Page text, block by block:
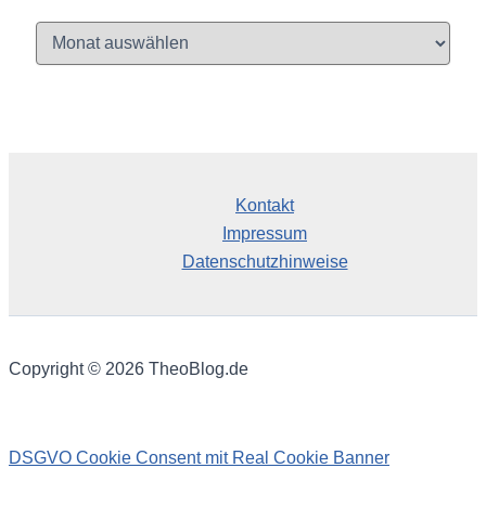
Kontakt
Impressum
Datenschutzhinweise
Copyright © 2026 TheoBlog.de
DSGVO Cookie Consent mit Real Cookie Banner